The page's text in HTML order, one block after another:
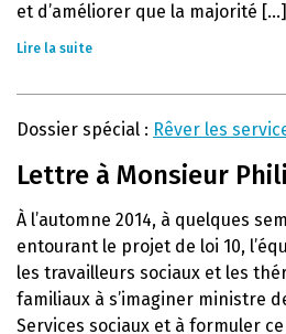
et d’améliorer que la majorité [...]
Lire la suite
Dossier spécial : Rêver les
Lettre à Monsieur
À l’automne 2014, à quelques
entourant le projet de loi 10,
les travailleurs sociaux et les
familiaux à s’imaginer ministre
Services sociaux et à formuler